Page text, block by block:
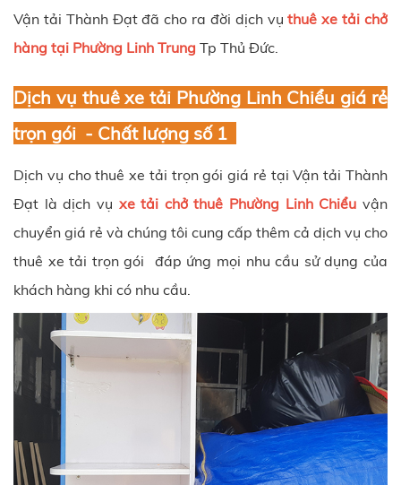
Vận tải Thành Đạt đã cho ra đời dịch vụthuê xe tải chở
hàng tại Phường Linh Trung Tp Thủ Đức.
Dịch vụ thuê xe tải Phường Linh Chiểu giá rẻ
trọn gói - Chất lượng số 1
Dịch vụ cho thuê xe tải trọn gói giá rẻ tại Vận tải Thành
Đạt là dịch vụ xe tải chở thuê Phường Linh Chiểu vận
chuyển giá rẻ và chúng tôi cung cấp thêm cả dịch vụ cho
thuê xe tải trọn gói đáp ứng mọi nhu cầu sử dụng của
khách hàng khi có nhu cầu.